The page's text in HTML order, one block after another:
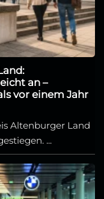
an –
vor einem Jahr
Altenburger Land
...